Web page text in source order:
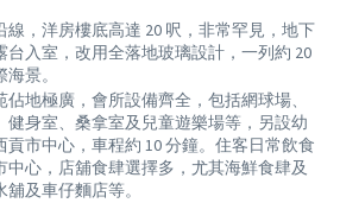
線，洋房樓底高達 20 呎，非常罕見，地下
台入室，改用全落地玻璃設計，一列約 20
景。
地極廣，會所設備齊全，包括網球場、
健身室、桑拿室及兒童遊樂場等，另設幼
市中心，車程約 10 分鐘。住客日常飲食
中心，店舖食肆選擇多，尤其海鮮食肆及
及車仔麵店等。